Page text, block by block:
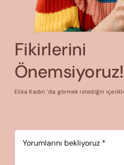
Fikirlerini
Önemsiyoruz!
Elika Kadın ‘da görmek istediğin